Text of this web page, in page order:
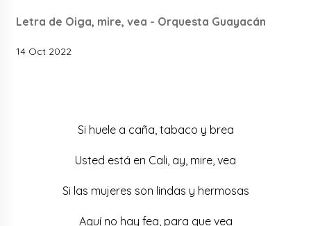
Letra de Oiga, mire, vea - Orquesta Guayacán
14 Oct 2022
Si huele a caña, tabaco y brea
Usted está en Cali, ay, mire, vea
Si las mujeres son lindas y hermosas
Aquí no hay fea, para que vea